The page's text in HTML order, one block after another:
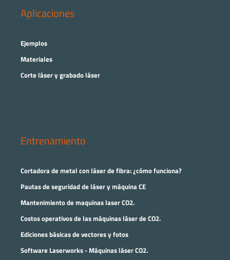
Aplicaciones
Ejemplos
Materiales
Corte láser y grabado láser
Entrenamiento
Cortadora de metal con láser de fibra: ¿cómo funciona?
Pautas de seguridad de láser y máquina CE
Mantenimiento de maquinas laser CO2.
Costos operativos de las máquinas láser de CO2.
Ediciones básicas de vectores y fotos
Software Laserworks - Máquinas láser CO2.